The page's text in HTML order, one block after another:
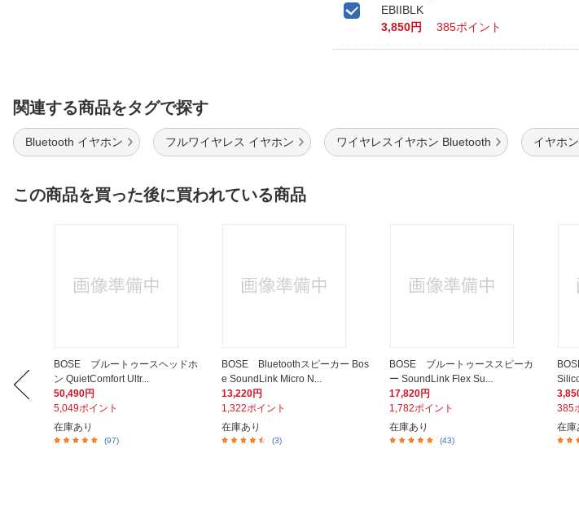
EBIIBLK
3,850円
385ポイント
関連する商品をタグで探す
Bluetooth イヤホン フルワイヤレス イヤホン ワイヤレスイヤホン Bluetooth イヤホ
この商品を買った後に買われている商品
BOSE ブルートゥースヘッドホ
ン QuietComfort Ultr...
50,490円
5,049ポイント
在庫あり
(97)
BOSE Bluetoothスピーカー Bos
e SoundLink Micro N...
13,220円
1,322ポイント
在庫あり
(3)
BOSE ブルートゥーススピーカ
ー SoundLink Flex Su...
17,820円
1,782ポイント
在庫あり
(43)
385
在庫